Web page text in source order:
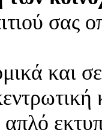
σας
και
απλό